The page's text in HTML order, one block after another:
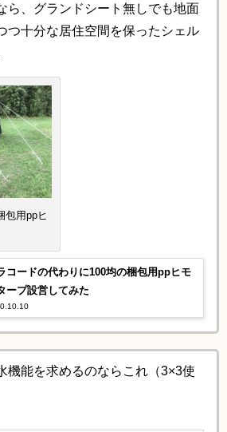
ら、グランドシート無しでも地面
つ十分な居住空間を保ったシェル
包用ppヒ
コードの代わりに100均の梱包用ppヒモ
ープ設営してみた
機能を求めるのならこれ（3×3使